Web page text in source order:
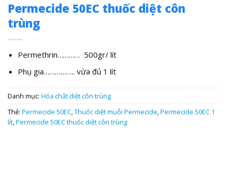
Permecide 50EC thuốc diệt côn
trùng
Permethrin………… 500gr/ lít
Phụ gia…………….. vừa đủ 1 lít
Danh mục: Hóa chất diệt côn trùng
Thẻ: Permecide 50EC,Thuốc diệt muỗi Permecide,Permecide 50EC 1
lít,Permecide 50EC thuốc diệt côn trùng